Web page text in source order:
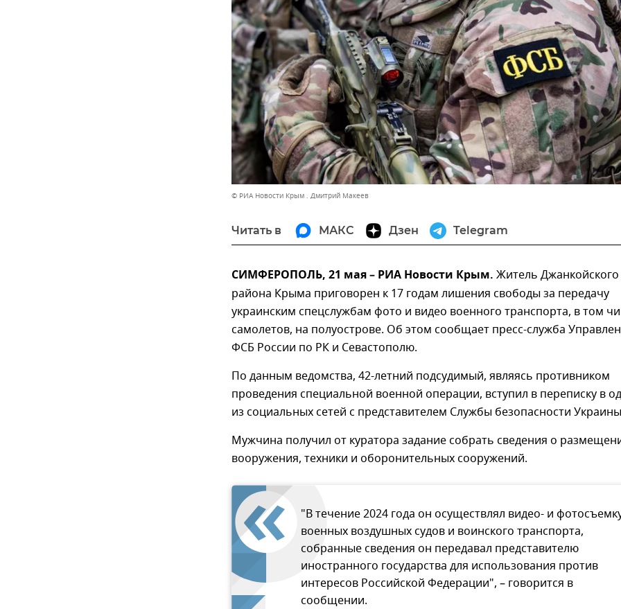
© РИА Новости Крым . Дмитрий Макеев
Читать в МАКС Дзен Telegram
СИМФЕРОПОЛЬ, 21 мая – РИА Новости Крым. Житель Джанкойского
района Крыма приговорен к 17 годам лишения свободы за передачу
украинским спецслужбам фото и видео военного транспорта, в том
самолетов, на полуострове. Об этом сообщает пресс-служба
ФСБ России по РК и Севастополю.
По данным ведомства, 42-летний подсудимый, являясь противником
проведения специальной военной операции, вступил в переписку в
из социальных сетей с представителем Службы безопасности
Мужчина получил от куратора задание собрать сведения о
вооружения, техники и оборонительных сооружений.
"В течение 2024 года он осуществлял видео- и
военных воздушных судов и воинского транспорта,
собранные сведения он передавал представителю
иностранного государства для использования против
интересов Российской Федерации", – говорится в
сообщении.